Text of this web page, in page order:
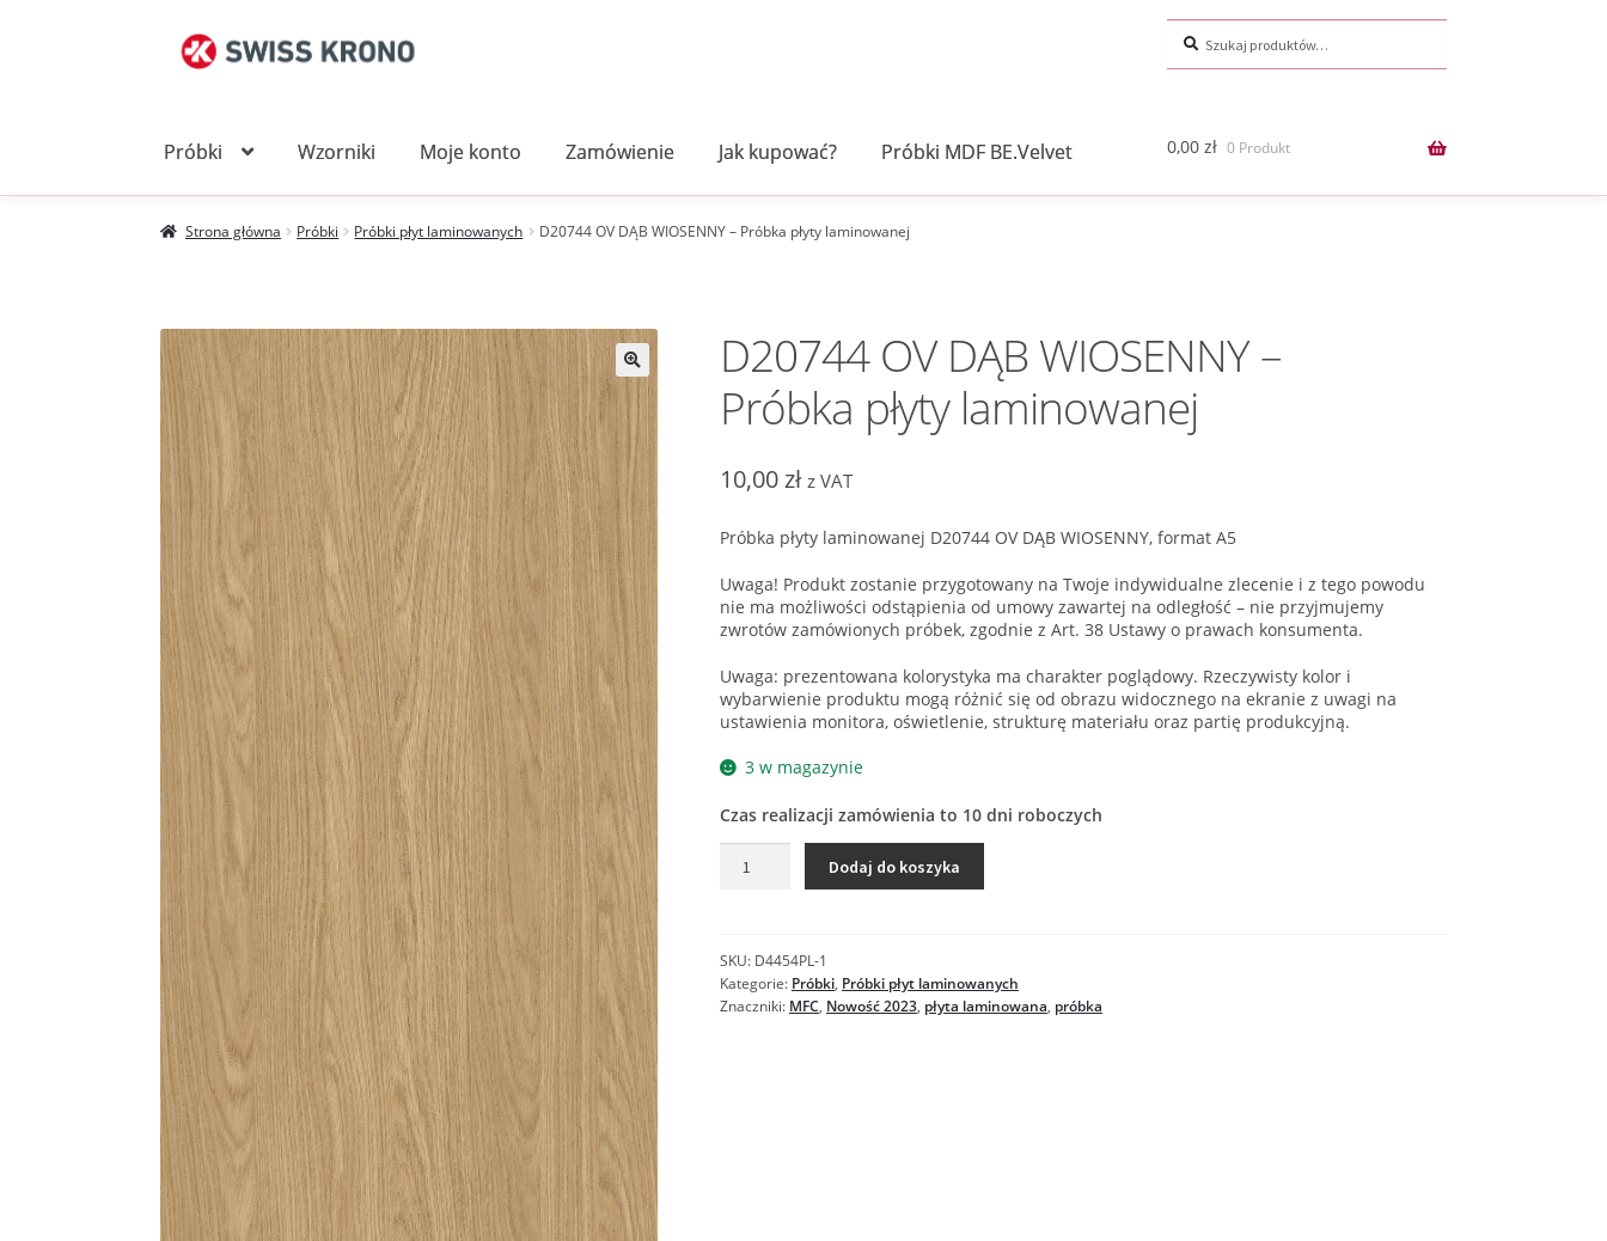
Przejdź
nawigacji
Przejdź
treści
Próbki Wzorniki Moje konto Zamówienie Jak kupować? Próbki MDF BE.Velvet 0,00 zł 0 Produkt
Strona główna Próbki Próbki płyt laminowanych D20744 OV DĄB WIOSENNY – Próbka płyty laminowanej
D20744 OV DĄB WIOSENNY –
Próbka płyty laminowanej
10,00zł z VAT
Próbka płyty laminowanej D20744 OV DĄB WIOSENNY, format A5
Uwaga! Produkt zostanie przygotowany na Twoje indywidualne zlecenie i z tego powodu
nie ma możliwości odstąpienia od umowy zawartej na odległość – nie przyjmujemy
zwrotów zamówionych próbek, zgodnie z Art. 38 Ustawy o prawach konsumenta.
Uwaga: prezentowana kolorystyka ma charakter poglądowy. Rzeczywisty kolor i
wybarwienie produktu mogą różnić się od obrazu widocznego na ekranie z uwagi na
ustawienia monitora, oświetlenie, strukturę materiału oraz partię produkcyjną.
3 w magazynie
Czas realizacji zamówienia to 10 dni roboczych
D20744
-
Próbka
płyty
Dodaj do koszyka
SKU: D4454PL-1
Kategorie: Próbki, Próbki płyt laminowanych
Znaczniki: MFC, Nowość 2023, płyta laminowana, próbka